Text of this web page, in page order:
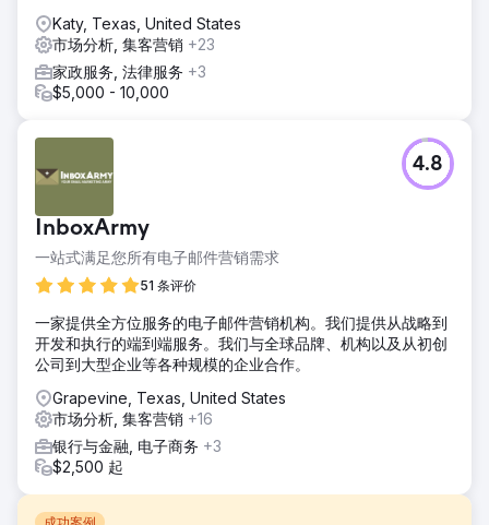
Katy, Texas, United States
市场分析, 集客营销 +23
家政服务, 法律服务 +3
$5,000 - 10,000
InboxArmy
一站式满足您所有电子邮件营销需求
51 条评价
4.8
一家提供全方位服务的电子邮件营销机构。我们提供从战略到
开发和执行的端到端服务。我们与全球品牌、机构以及从初创
公司到大型企业等各种规模的企业合作。
Grapevine, Texas, United States
市场分析, 集客营销 +16
银行与金融, 电子商务 +3
$2,500 起